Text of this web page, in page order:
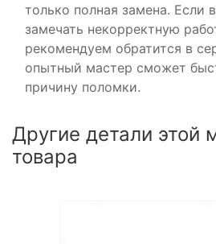
только полная замена. Если
замечать некорректную
рекомендуем обратится в
опытный мастер сможет
причину поломки.
Другие детали этой
товара